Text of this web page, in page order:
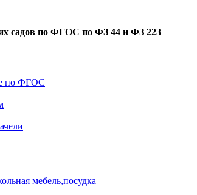
садов по ФГОC по ФЗ 44 и ФЗ 223
по ФГОС
мебель,посудка